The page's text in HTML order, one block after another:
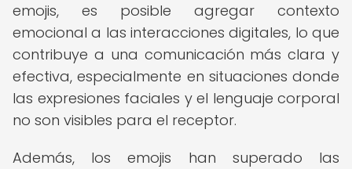
emojis, es posible agregar contexto
emocional a las interacciones digitales, lo que
contribuye a una comunicación más clara y
efectiva, especialmente en situaciones donde
las expresiones faciales y el lenguaje corporal
no son visibles para el receptor.
Además, los emojis han superado las